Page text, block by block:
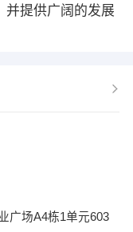
并提供广阔的发展
广场A4栋1单元603